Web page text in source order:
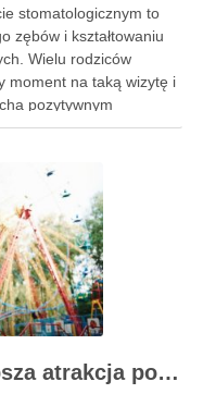
stomatologicznym to
zębów i kształtowaniu
Wielu rodziców
moment na taką wizytę i
pozytywnym
doświadczony
Loopy’s World – najlepsza atrakcja pod dachem dla dzieci w Gdańsku